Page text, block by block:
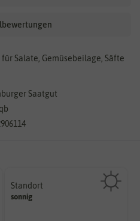
Salate, Gemüsebeilage, Säfte
Saatgut
Standort
sonnig
Pflanze? (schattig, halbschattig,
sonnig, vollsonnig)